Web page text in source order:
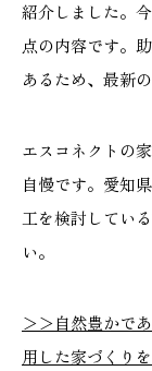
紹介しました。
点の内容です。
あるため、最新
エスコネクトの
自慢です。愛知
工を検討してい
い。
＞＞自然豊かで
用した家づくり